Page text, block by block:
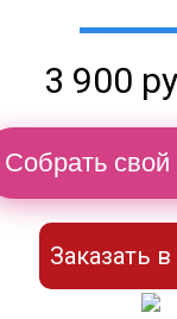
3 900
Собрать свой
Заказать